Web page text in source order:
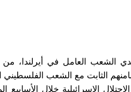
الشعب العامل في أيرلندا،
الثابت مع الشعب الفلسطيني
الإسرائيلية خلال الأسابيع